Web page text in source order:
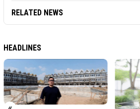
RELATED NEWS
HEADLINES